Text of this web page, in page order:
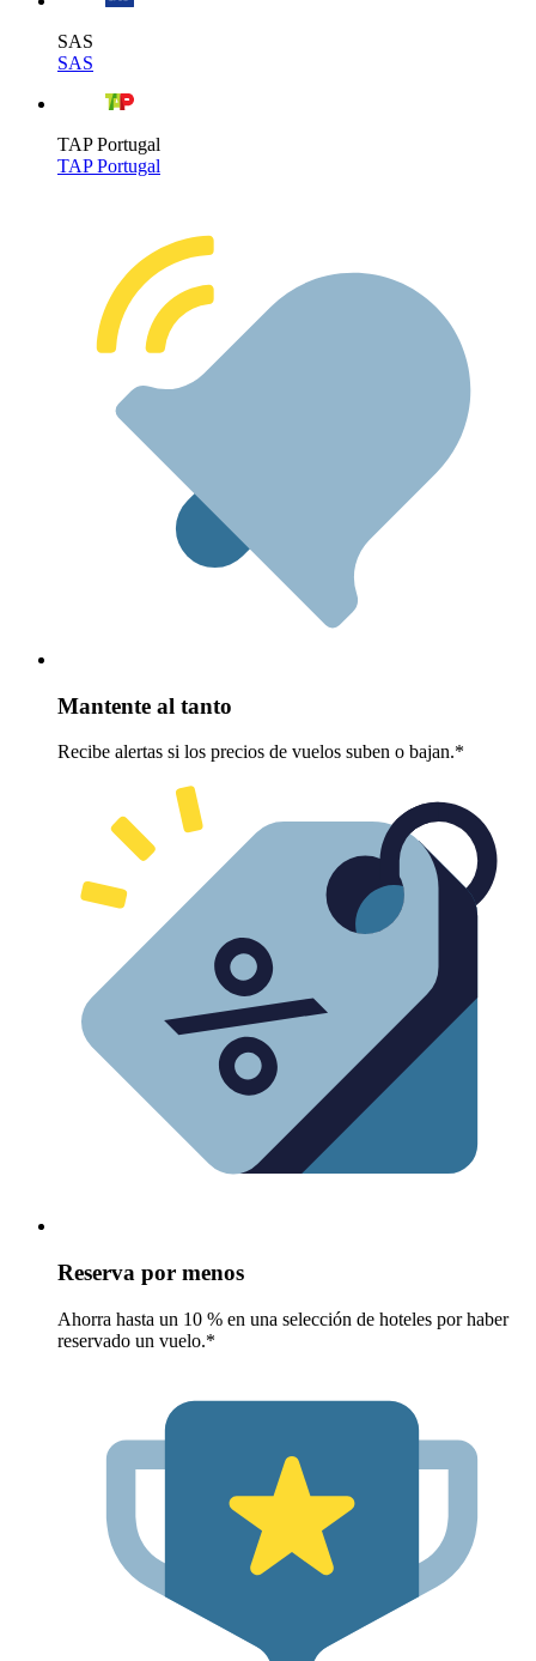
SAS
SAS
TAP Portugal
TAP Portugal
Mantente al tanto
Recibe alertas si los precios de vuelos suben o bajan.*
Reserva por menos
Ahorra hasta un 10 % en una selección de hoteles por haber
reservado un vuelo.*